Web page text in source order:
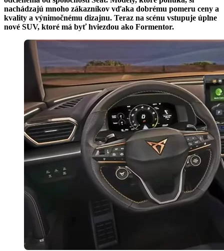
nachádzajú mnoho zákazníkov vďaka dobrému pomeru ceny a
kvality a výnimočnému dizajnu. Teraz na scénu vstupuje úplne
nové SUV, ktoré má byť hviezdou ako Formentor.